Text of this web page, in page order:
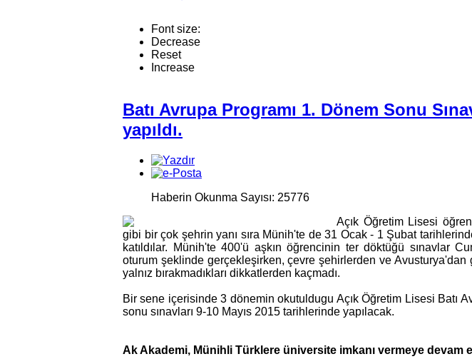
Font size:
Decrease
Reset
Increase
Batı Avrupa Programı 1. Dönem Sonu
yapıldı.
Haberin Okunma Sayısı: 25776
Açık Öğretim Lisesi
gibi bir çok şehrin yanı sıra Münih'te de 31 Ocak - 1 Şubat
katıldılar. Münih'te 400'ü aşkın öğrencinin ter döktüğü sınavlar
oturum şeklinde gerçekleşirken, çevre şehirlerden ve
yalnız bırakmadıkları dikkatlerden kaçmadı.
Bir sene içerisinde 3 dönemin okutuldugu Açık Öğretim Lisesi Batı
sonu sınavları 9-10 Mayıs 2015 tarihlerinde yapılacak.
Ak Akademi, Münihli Türklere üniversite imkanı vermeye devam